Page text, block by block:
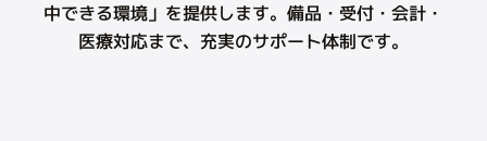
中できる環境」を提供します。備品・受付・会計・
医療対応まで、充実のサポート体制です。